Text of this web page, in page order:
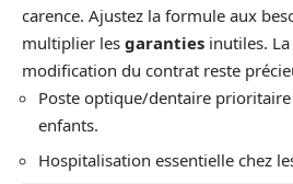
carence. Ajustez la formule aux
multiplier les garanties inutiles.
modification du contrat reste
Poste optique/dentaire
enfants.
Hospitalisation essentielle chez